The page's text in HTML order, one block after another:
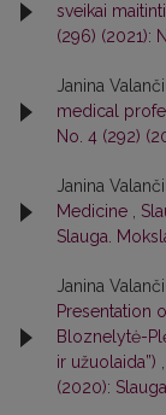
sveikai
(296) (2021):
Janina
medical
No. 4 (292)
Janina
Medicine ,
Slauga.
Janina
Presentation
Bloznelytė-
ir užuolaida”) ,
(2020):